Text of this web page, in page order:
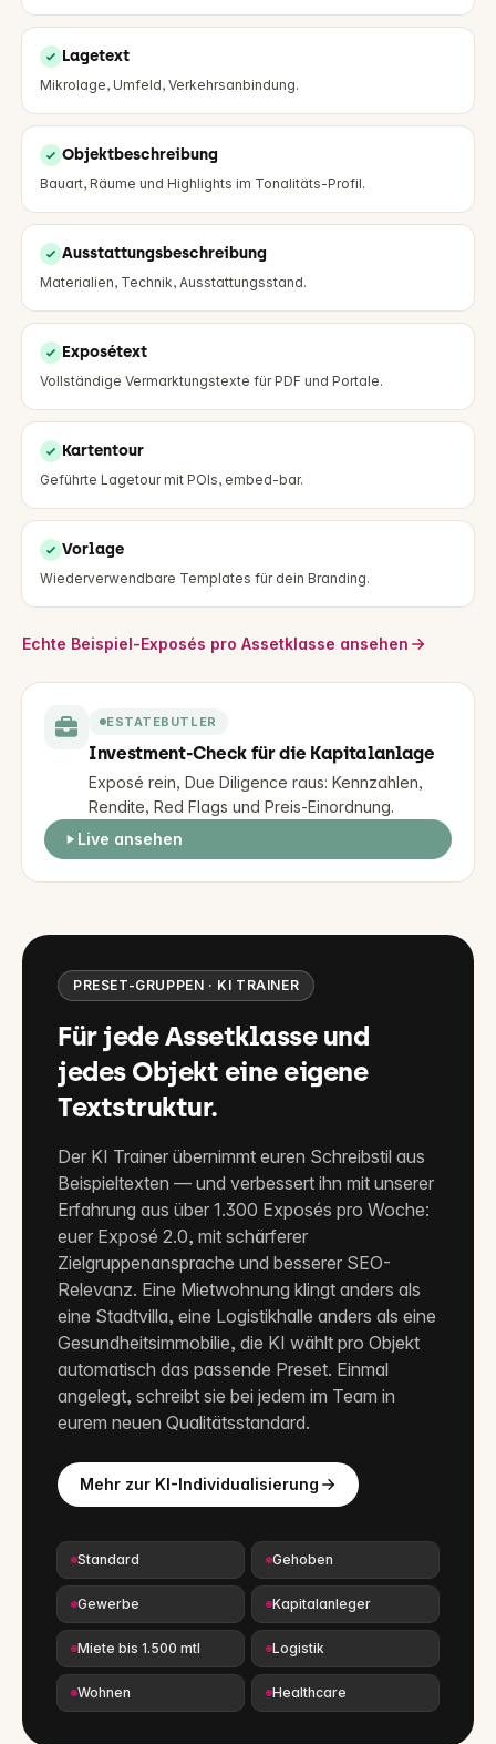
Lagetext
Mikrolage, Umfeld, Verkehrsanbindung.
Objektbeschreibung
Bauart, Räume und Highlights im Tonalitäts-Profil.
Ausstattungsbeschreibung
Materialien, Technik, Ausstattungsstand.
Exposétext
Vollständige Vermarktungstexte für PDF und Portale.
Kartentour
Geführte Lagetour mit POIs, embed-bar.
Vorlage
Wiederverwendbare Templates für dein Branding.
Echte Beispiel-Exposés pro Assetklasse ansehen
ESTATEBUTLER
Investment-Check für die Kapitalanlage
Exposé rein, Due Diligence raus: Kennzahlen,
Rendite, Red Flags und Preis-Einordnung.
Live ansehen
PRESET-GRUPPEN · KI TRAINER
Für jede Assetklasse und
jedes Objekt eine eigene
Textstruktur.
Der KI Trainer übernimmt euren Schreibstil aus
Beispieltexten — und verbessert ihn mit unserer
Erfahrung aus über 1.300 Exposés pro Woche:
euer Exposé 2.0, mit schärferer
Zielgruppenansprache und besserer SEO-
Relevanz. Eine Mietwohnung klingt anders als
eine Stadtvilla, eine Logistikhalle anders als eine
Gesundheitsimmobilie, die KI wählt pro Objekt
automatisch das passende Preset. Einmal
angelegt, schreibt sie bei jedem im Team in
eurem neuen Qualitätsstandard.
Mehr zur KI-Individualisierung
Standard Gehoben
Gewerbe Kapitalanleger
Miete bis 1.500 mtl Logistik
Wohnen Healthcare